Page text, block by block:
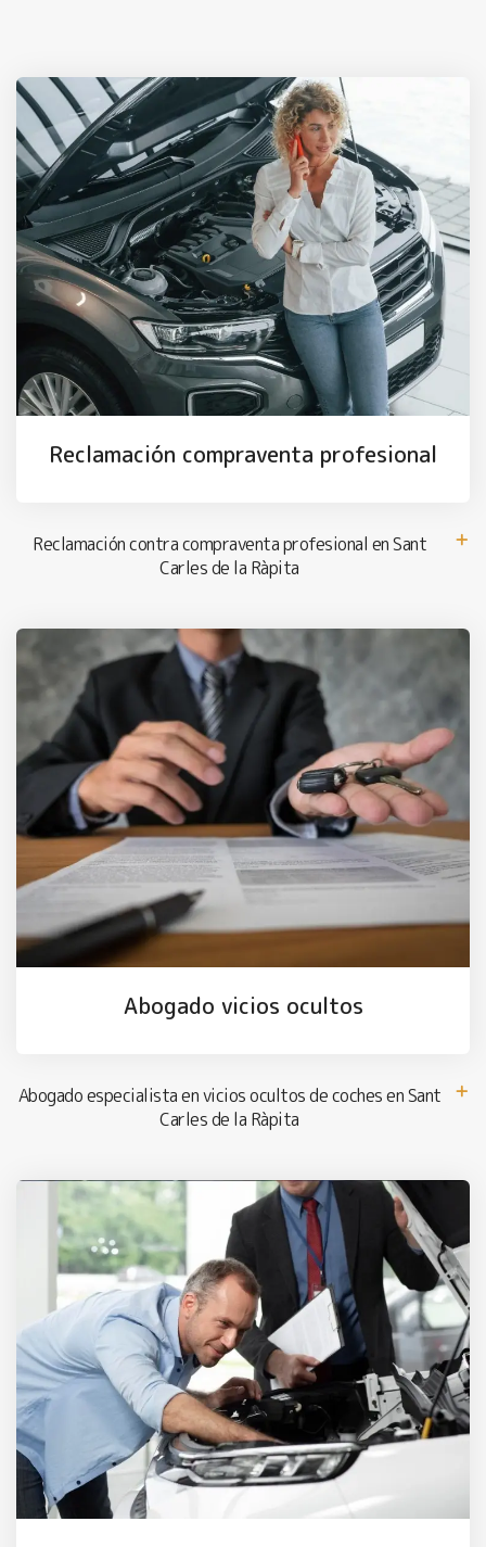
Reclamación compraventa profesional
Reclamación contra compraventa profesional en Sant
Carles de la Ràpita
Abogado vicios ocultos
Abogado especialista en vicios ocultos de coches en Sant
Carles de la Ràpita